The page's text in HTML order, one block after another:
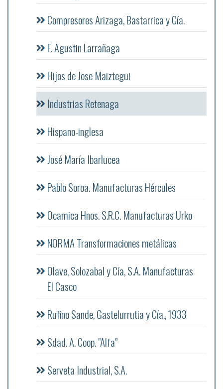
Compresores Arizaga, Bastarrica y Cía.
F. Agustin Larrañaga
Hijos de Jose Maiztegui
Industrias Retenaga
Hispano-inglesa
José María Ibarlucea
Pablo Soroa. Manufacturas Hércules
Ocamica Hnos. S.R.C. Manufacturas Urko
NORMA Transformaciones metálicas
Olave, Solozabal y Cía, S.A. Manufacturas
El Casco
Rufino Sande, Gastelurrutia y Cía., 1933
Sdad. A. Coop. "Alfa"
Serveta Industrial, S.A.